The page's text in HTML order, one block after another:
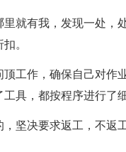
就有我，发现一处，
。
工作，确保自己对作
具，都按程序进行了
坚决要求返工，不返